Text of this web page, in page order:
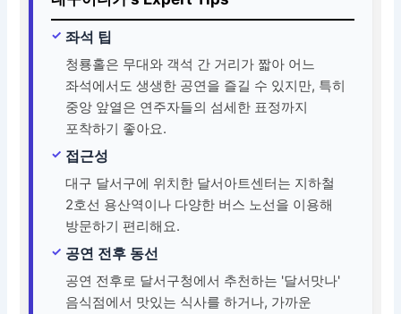
좌석 팁
청룡홀은 무대와 객석 간 거리가 짧아 어느
좌석에서도 생생한 공연을 즐길 수 있지만, 특히
중앙 앞열은 연주자들의 섬세한 표정까지
포착하기 좋아요.
접근성
대구 달서구에 위치한 달서아트센터는 지하철
2호선 용산역이나 다양한 버스 노선을 이용해
방문하기 편리해요.
공연 전후 동선
공연 전후로 달서구청에서 추천하는 '달서맛나'
음식점에서 맛있는 식사를 하거나, 가까운